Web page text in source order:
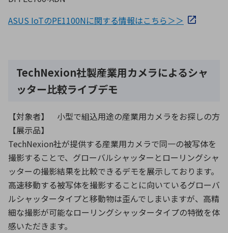
ASUS IoTのPE1100Nに関する情報はこちら＞＞
TechNexion社製産業用カメラによるシャ
ッター比較ライブデモ
【対象者】 小型で組込用途の産業用カメラをお探しの方
【展示品】
TechNexion社が提供する産業用カメラで同一の被写体を
撮影することで、グローバルシャッターとローリングシャ
ッターの撮影結果を比較できるデモを展示しております。
高速移動する被写体を撮影することに向いているグローバ
ルシャッタータイプと移動物は歪んでしまいますが、高精
細な撮影が可能なローリングシャッタータイプの特徴を体
感いただきます。